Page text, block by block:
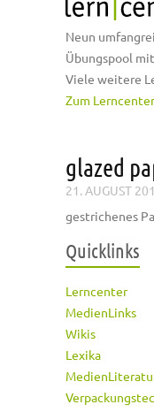
Neun
Übungspool
Viele weitere
Zum Lerncenter
glazed
21. AUGUST
gestrichenes
Quicklinks
Lerncenter
MedienLinks
Wikis
Lexika